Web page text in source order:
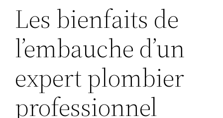
Les bienfaits de
l’embauche d’un
expert plombier
professionnel